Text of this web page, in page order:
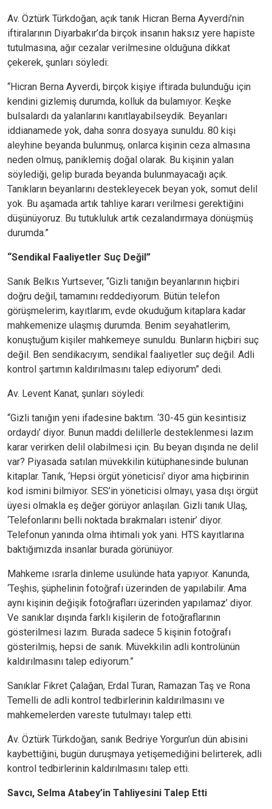
Av. Öztürk Türkdoğan, açık tanık Hicran Berna Ayverdi’nin
iftiralarının Diyarbakır’da birçok insanın haksız yere hapiste
tutulmasına, ağır cezalar verilmesine olduğuna dikkat
çekerek, şunları söyledi:
“Hicran Berna Ayverdi, birçok kişiye iftirada bulunduğu için
kendini gizlemiş durumda, kolluk da bulamıyor. Keşke
bulsalardı da yalanlarını kanıtlayabilseydik. Beyanları
iddianamede yok, daha sonra dosyaya sunuldu. 80 kişi
aleyhine beyanda bulunmuş, onlarca kişinin ceza almasına
neden olmuş, paniklemiş doğal olarak. Bu kişinin yalan
söylediği, gelip burada beyanda bulunmayacağı açık.
Tanıkların beyanlarını destekleyecek beyan yok, somut delil
yok. Bu aşamada artık tahliye kararı verilmesi gerektiğini
düşünüyoruz. Bu tutukluluk artık cezalandırmaya dönüşmüş
durumda.”
“Sendikal Faaliyetler Suç Değil”
Sanık Belkıs Yurtsever, “Gizli tanığın beyanlarının hiçbiri
doğru değil, tamamını reddediyorum. Bütün telefon
görüşmelerim, kayıtlarım, evde okuduğum kitaplara kadar
mahkemenize ulaşmış durumda. Benim seyahatlerim,
konuştuğum kişiler mahkemeye sunuldu. Bunların hiçbiri suç
değil. Ben sendikacıyım, sendikal faaliyetler suç değil. Adli
kontrol şartımın kaldırılmasını talep ediyorum” dedi.
Av. Levent Kanat, şunları söyledi:
“Gizli tanığın yeni ifadesine baktım. ‘30-45 gün kesintisiz
ordaydı’ diyor. Bunun maddi delillerle desteklenmesi lazım
karar verirken delil olabilmesi için. Bu beyan dışında ne delil
var? Piyasada satılan müvekkilin kütüphanesinde bulunan
kitaplar. Tanık, ‘Hepsi örgüt yöneticisi’ diyor ama hiçbirinin
kod ismini bilmiyor. SES’in yöneticisi olmayı, yasa dışı örgüt
üyesi olmakla eş değer görüyor anlaşılan. Gizli tanık Ulaş,
‘Telefonlarını belli noktada bırakmaları istenir’ diyor.
Telefonun yanında olma ihtimali yok yani. HTS kayıtlarına
baktığımızda insanlar burada görünüyor.
Mahkeme ısrarla dinleme usulünde hata yapıyor. Kanunda,
‘Teşhis, şüphelinin fotoğrafı üzerinden de yapılabilir. Ama
aynı kişinin değişik fotoğrafları üzerinden yapılamaz’ diyor.
Ve sanıklar dışında farklı kişilerin de fotoğraflarının
gösterilmesi lazım. Burada sadece 5 kişinin fotoğrafı
gösterilmiş, hepsi de sanık. Müvekkilin adli kontrolünün
kaldırılmasını talep ediyorum.”
Sanıklar Fikret Çalağan, Erdal Turan, Ramazan Taş ve Rona
Temelli de adli kontrol tedbirlerinin kaldırılmasını ve
mahkemelerden vareste tutulmayı talep etti.
Av. Öztürk Türkdoğan, sanık Bedriye Yorgun’un dün abisini
kaybettiğini, bugün duruşmaya yetişemediğini belirterek, adli
kontrol tedbirlerinin kaldırılmasını talep etti.
Savcı, Selma Atabey’in Tahliyesini Talep Etti